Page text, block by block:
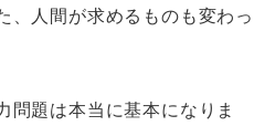
、人間が求めるものも変わっ
題は本当に基本になりま